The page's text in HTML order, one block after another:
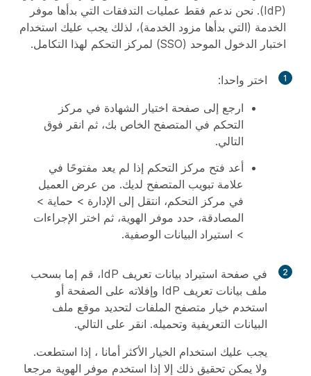
(IdP). نحن ندعم فقط عمليات التدفقات التي بدأها موفر
الخدمة (التي بدأها مزود الخدمة)، لذلك يجب عليك استخدام
اختبار الدخول الموحد (SSO) لمركز التحكم لهذا التكامل.
1
اختر واحدا:
ارجع إلى صفحة اختيار الشهادة في مركز
التحكم في المتصفح الخاص بك، ثم انقر فوق
التالي.
أعد فتح مركز التحكم إذا لم يعد مفتوحًا في
علامة تبويب المتصفح لديك. من عرض العميل
في مركز التحكم، انتقل إلى الإدارة > حماية >
المصادقة، حدد موفر الهوية، ثم اختر الإجراءات
> استيراد البيانات الوصفية.
2
في صفحة استيراد بيانات تعريف IdP، قم إما بسحب
ملف بيانات تعريف IdP وإفلاته على الصفحة أو
استخدم خيار متصفح الملفات لتحديد موقع ملف
البيانات التعريفية وتحميله. انقر على التالي.
يجب عليك استخدام الخيار الأكثر أمانا ، إذا استطعت.
ولا يمكن تحقيق ذلك إلا إذا استخدم موفر الهوية مرجعا